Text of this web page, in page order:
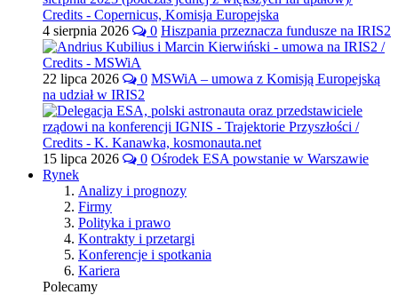
4 sierpnia 2026 0 Hiszpania przeznacza fundusze na IRIS2
22 lipca 2026 0 MSWiA – umowa z Komisją Europejską
na udział w IRIS2
15 lipca 2026 0 Ośrodek ESA powstanie w Warszawie
Rynek
Analizy i prognozy
Firmy
Polityka i prawo
Kontrakty i przetargi
Konferencje i spotkania
Kariera
Polecamy